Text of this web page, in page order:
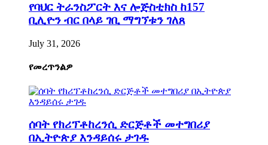
የባህር ትራንስፖርት እና ሎጅስቲክስ ከ157
ቢሊዮን ብር በላይ ገቢ ማግኘቱን ገለጸ
July 31, 2026
የመረጥንልዎ
ሰባት የክሪፕቶከረንሲ ድርጅቶች መተግበሪያ
በኢትዮጵያ እንዳይሰሩ ታገዱ